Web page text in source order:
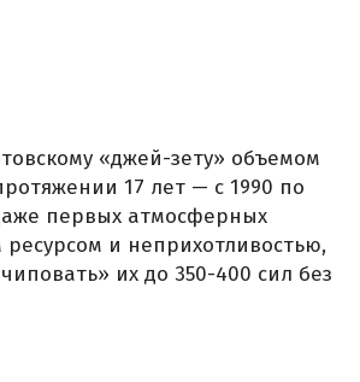
«джей-зету» объемом
17 лет — с 1990 по
первых атмосферных
и неприхотливостью,
их до 350-400 сил без